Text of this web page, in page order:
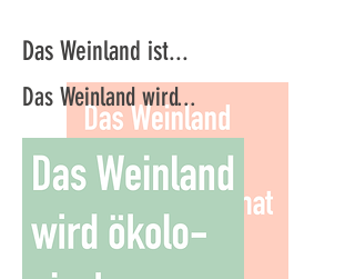
Das Weinland ist...
Das Weinland wird...